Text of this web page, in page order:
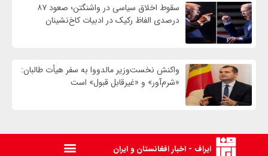
سقوط اخلاق سیاسی در واشنگتن؛ صعود ۸۷
درصدی الفاظ رکیک در ادبیات کاخ‌نشینان
واکنش نخست‌وزیر مالدووا به سفر هیأت طالبان:
«شرم‌آور» و «غیرقابل قبول» است
ایراف - اخبار افغانستان و ایران